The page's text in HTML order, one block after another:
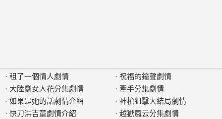
· 租了一個情人劇情
· 大陸劇女人花分集劇情
· 如果是她的話劇情介紹
· 快刀洪吉童劇情介紹
· 祝福的鐘聲劇情
· 牽手分集劇情
· 神槍狙擊大結局劇情
· 越獄風云分集劇情